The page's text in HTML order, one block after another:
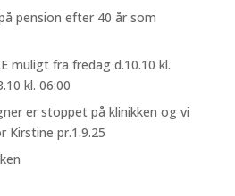
pension efter 40 år som
muligt fra fredag d.10.10 kl.
kl. 06:00
er stoppet på klinikken og vi
Kirstine pr.1.9.25